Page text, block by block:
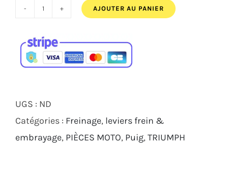
JEU
DE
DE
FREIN
AJOUTER AU PANIER
UGS : ND
Catégories : Freinage leviers frein &
embrayage PIÈCES MOTO Puig TRIUMPH